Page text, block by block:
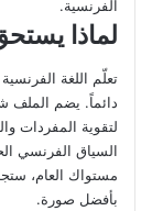
الفرنسية.
لماذا
تعلّم اللغة
دائماً. يضم الملف
لتقوية المفردات
السياق الفرنسي
مستواك العام،
بأفضل صورة.